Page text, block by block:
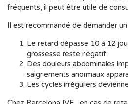
fréquents, il peut être utile de
Il est recommandé de demander un
Le retard dépasse 10 à 12
grossesse reste négatif.
Des douleurs abdominales
saignements anormaux
Les cycles irréguliers